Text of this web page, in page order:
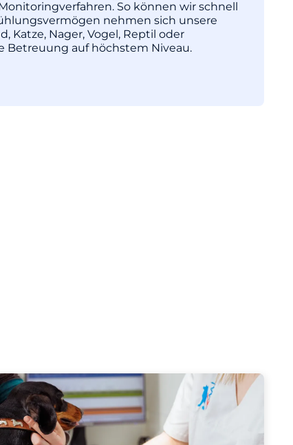
So können wir schnell
nehmen sich unsere
Katze, Nager, Vogel, Reptil oder
Betreuung auf höchstem Niveau.